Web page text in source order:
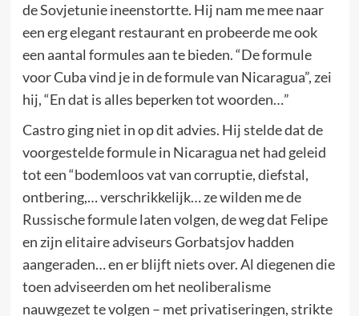
de Sovjetunie ineenstortte. Hij nam me mee naar
een erg elegant restaurant en probeerde me ook
een aantal formules aan te bieden. “De formule
voor Cuba vind je in de formule van Nicaragua”, zei
hij, “En dat is alles beperken tot woorden…”
Castro ging niet in op dit advies. Hij stelde dat de
voorgestelde formule in Nicaragua net had geleid
tot een “bodemloos vat van corruptie, diefstal,
ontbering,… verschrikkelijk… ze wilden me de
Russische formule laten volgen, de weg dat Felipe
en zijn elitaire adviseurs Gorbatsjov hadden
aangeraden… en er blijft niets over. Al diegenen die
toen adviseerden om het neoliberalisme
nauwgezet te volgen – met privatiseringen, strikte